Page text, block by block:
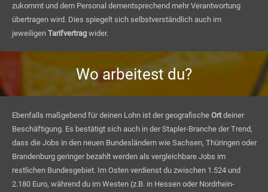
zukommt und dem Personal dementsprechend mehr Verantwortung
übertragen wird. Dies spiegelt sich selbstverständlich auch im
jeweiligen Tarifvertragwider.
Wo arbeitest du?
Ebenfalls maßgebend für deinen Lohn ist der geografische Ortdeiner
Beschäftigung. Es bestätigt sich auch in der Stapler-Branche der Trend,
dass die Jobs in den neuen Bundesländern wie Sachsen, Thüringen oder
Brandenburg geringer bezahlt werden als vergleichbare Jobs im
restlichen Bundesgebiet. Im Osten verdienst du zwischen 1.524 und
2.180 Euro, während du im Westen (z.B. in Hessen oder Nordrhein-